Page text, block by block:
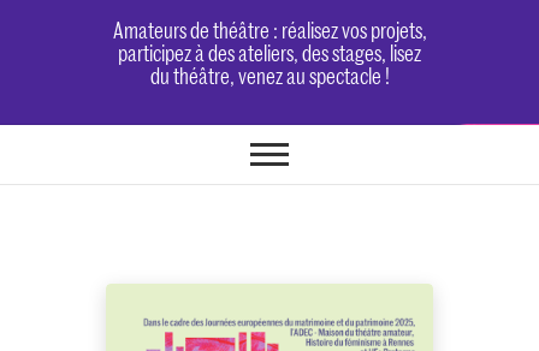
Amateurs de théâtre : réalisez vos projets,
participez à des ateliers, des stages, lisez
du théâtre, venez au spectacle !